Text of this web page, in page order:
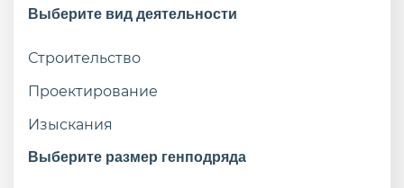
Выберите вид деятельности
Строительство
Проектирование
Изыскания
Выберите размер генподряда